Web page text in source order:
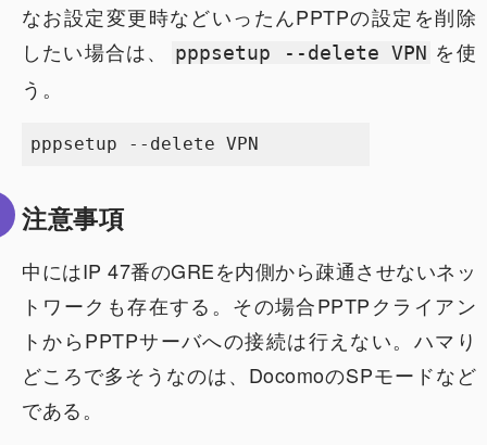
なお設定変更時などいったんPPTPの設定を削除
したい場合は、
pppsetup --delete VPN を使
う。
注意事項
中にはIP 47番のGREを内側から疎通させないネッ
トワークも存在する。その場合PPTPクライアン
トからPPTPサーバへの接続は行えない。ハマり
どころで多そうなのは、DocomoのSPモードなど
である。